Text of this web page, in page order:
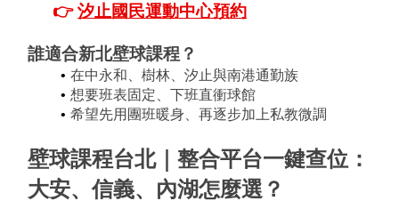
👉 汐止國民運動中心預約
誰適合新北壁球課程 ？
在中永和、樹林、汐止與南港通勤族
想要班表固定、下班直衝球館
希望先用團班暖身、再逐步加上私教微調
壁球課程台北｜整合平台一鍵查位：
大安、信義、內湖怎麼選？